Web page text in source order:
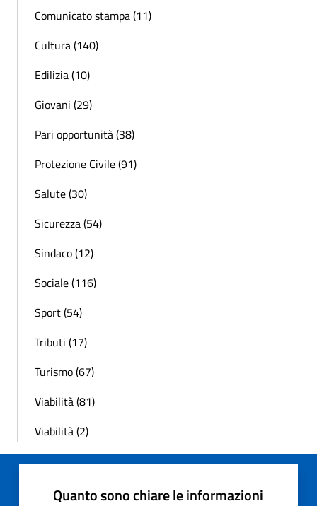
Comunicato stampa (11)
Cultura (140)
Edilizia (10)
Giovani (29)
Pari opportunità (38)
Protezione Civile (91)
Salute (30)
Sicurezza (54)
Sindaco (12)
Sociale (116)
Sport (54)
Tributi (17)
Turismo (67)
Viabilità (81)
Viabilità (2)
Quanto sono chiare le informazioni